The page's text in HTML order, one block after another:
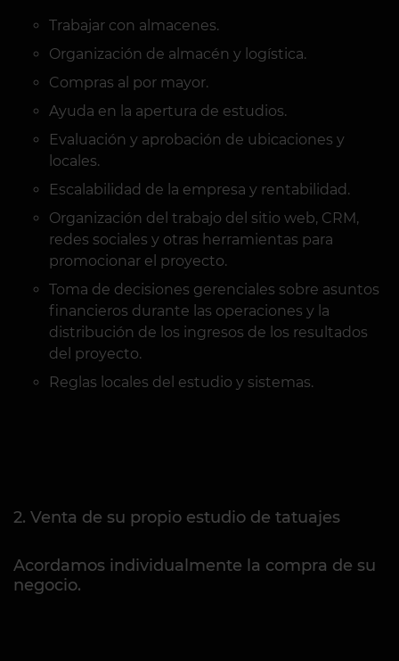
Trabajar con almacenes.
Organización de almacén y logística.
Compras al por mayor.
Ayuda en la apertura de estudios.
Evaluación y aprobación de ubicaciones y
locales.
Escalabilidad de la empresa y rentabilidad.
Organización del trabajo del sitio web, CRM,
redes sociales y otras herramientas para
promocionar el proyecto.
Toma de decisiones gerenciales sobre asuntos
financieros durante las operaciones y la
distribución de los ingresos de los resultados
del proyecto.
Reglas locales del estudio y sistemas.
2. Venta de su propio estudio de tatuajes
Acordamos individualmente la compra de su
negocio.